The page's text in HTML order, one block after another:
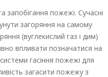
запобігання пожежі. Сучасні
загоряння на самому
(вуглекислий газ і дим)
впливати позначатися на
гасіння пожежі для
загасити пожежу з